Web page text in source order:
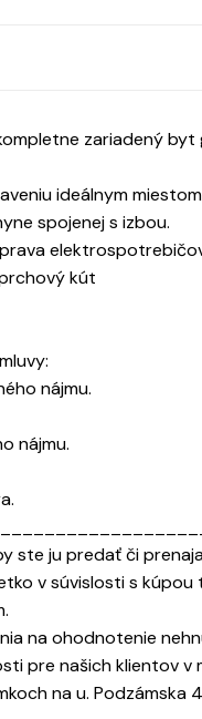
zariadený byt
ideálnym
spojenej s izbou.
kút
nájmu.
nájmu.
ste ju predať či
v súvislosti s
na ohodnotenie
pre našich klientov v
na u.